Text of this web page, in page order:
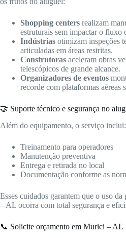
Shopping centers realizam
estruturais sem impactar o fluxo
Indústrias otimizam inspeções
articuladas em áreas restritas.
Construtoras aceleram obras
telescópicos de grande alcance.
Organizadores de eventos
recorde com plataformas aéreas
🤝 Suporte técnico e segurança no
Além do equipamento, o serviço inclui:
Treinamento para operadores
Manutenção preventiva
Entrega e retirada no local
Documentação conforme as
Esses cuidados garantem que o uso
– AL ocorra com total segurança e
📞 Solicite orçamento em Murici – AL